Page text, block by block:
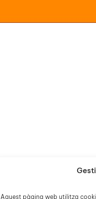
Aquest pàgina web utilitza